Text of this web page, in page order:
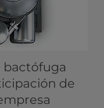
bactófuga
de